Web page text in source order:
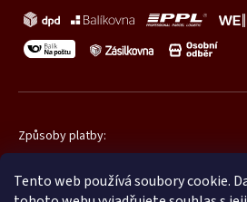
Tento web používá soubory cookie.
Způsoby platby: